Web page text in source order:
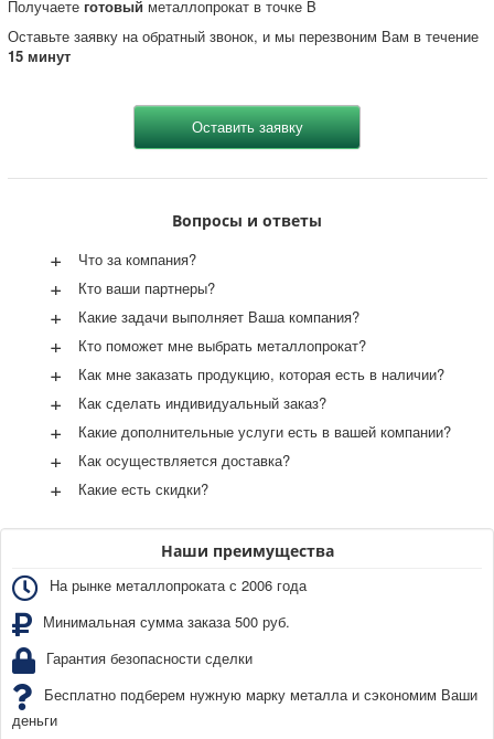
Получаете готовый металлопрокат в точке B
Оставьте заявку на обратный звонок, и мы перезвоним Вам в течение
15 минут
Вопросы и ответы
+ Что за компания?
+ Кто ваши партнеры?
+ Какие задачи выполняет Ваша компания?
+ Кто поможет мне выбрать металлопрокат?
+ Как мне заказать продукцию, которая есть в наличии?
+ Как сделать индивидуальный заказ?
+ Какие дополнительные услуги есть в вашей компании?
+ Как осуществляется доставка?
+ Какие есть скидки?
Наши преимущества
На рынке металлопроката с 2006 года
Минимальная сумма заказа 500 руб.
Гарантия безопасности сделки
Бесплатно подберем нужную марку металла и сэкономим Ваши
деньги